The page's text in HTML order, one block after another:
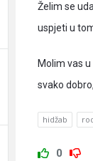
Želim se
uspjeti u
Molim vas
svako
hidžab
0